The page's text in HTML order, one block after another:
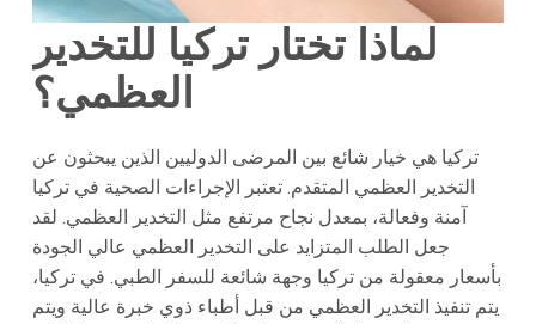
لماذا تختار تركيا للتخدير
العظمي؟
تركيا هي خيار شائع بين المرضى الدوليين الذين يبحثون عن
التخدير العظمي المتقدم. تعتبر الإجراءات الصحية في تركيا
آمنة وفعالة، بمعدل نجاح مرتفع مثل التخدير العظمي. لقد
جعل الطلب المتزايد على التخدير العظمي عالي الجودة
بأسعار معقولة من تركيا وجهة شائعة للسفر الطبي. في تركيا،
يتم تنفيذ التخدير العظمي من قبل أطباء ذوي خبرة عالية ويتم